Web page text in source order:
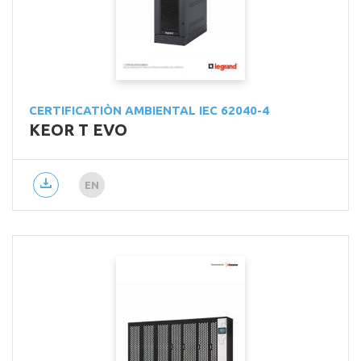
CERTIFICATIÒN AMBIENTAL IEC 62040-4
KEOR T EVO
EN